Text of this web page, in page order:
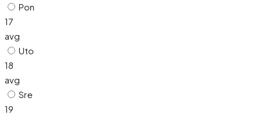
Pon
17
avg
Uto
18
avg
Sre
19